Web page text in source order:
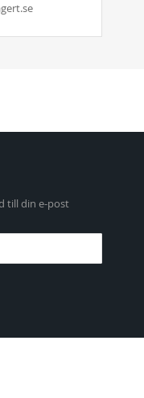
till din e-post